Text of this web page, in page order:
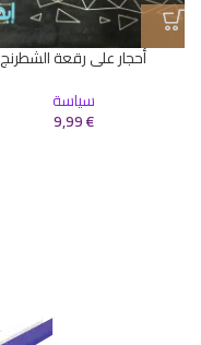
أحجار على رقعة الشطرنج
سياسة
9,99€